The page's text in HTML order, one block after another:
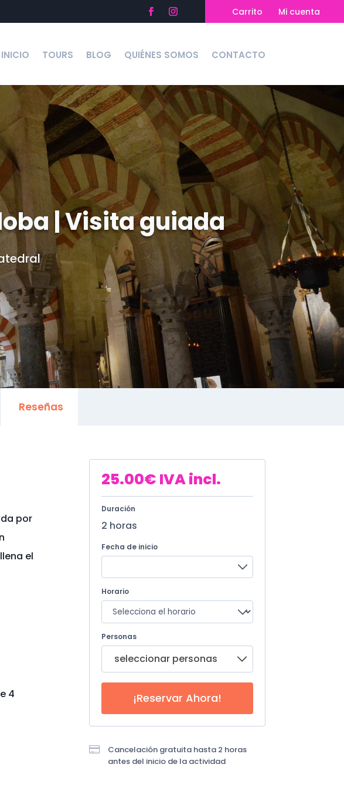
Carrito Mi cuenta
INICIO TOURS BLOG QUIÉNES SOMOS CONTACTO
| Visita guiada
Reseñas
por
el
4
25.00€ IVA incl.
Duración
2 horas
Fecha de inicio
Horario
Personas
seleccionar personas
¡Reservar Ahora!

Cancelación gratuita hasta 2 horas
antes del inicio de la actividad